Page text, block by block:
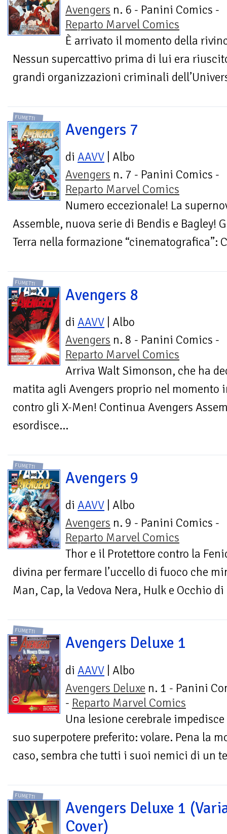
Avengers n. 6 - Panini Comics -
Reparto Marvel Comics
È arrivato il momento della
Nessun supercattivo prima di lui era
grandi organizzazioni criminali
FUMETTI
Avengers 7
di AAVV | Albo
Avengers n. 7 - Panini Comics -
Reparto Marvel Comics
Numero eccezionale! La
Assemble, nuova serie di Bendis e Bagley!
Terra nella formazione “cinematografica”:
FUMETTI
Avengers 8
di AAVV | Albo
Avengers n. 8 - Panini Comics -
Reparto Marvel Comics
Arriva Walt Simonson, che ha
matita agli Avengers proprio nel momento
contro gli X-Men! Continua Avengers
esordisce...
FUMETTI
Avengers 9
di AAVV | Albo
Avengers n. 9 - Panini Comics -
Reparto Marvel Comics
Thor e il Protettore contro la
divina per fermare l’uccello di fuoco che
Man, Cap, la Vedova Nera, Hulk e Occhio
FUMETTI
Avengers Deluxe 1
di AAVV | Albo
Avengers Deluxe n. 1 - Panini
- Reparto Marvel Comics
Una lesione cerebrale
suo superpotere preferito: volare. Pena la
caso, sembra che tutti i suoi nemici di un
FUMETTI
Avengers Deluxe 1
Cover)